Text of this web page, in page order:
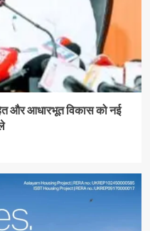
और आधारभूत विकास को नई